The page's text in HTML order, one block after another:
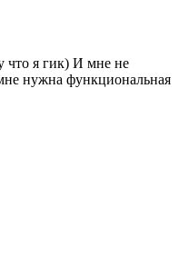
что я гик) И мне не
нужна функциональная